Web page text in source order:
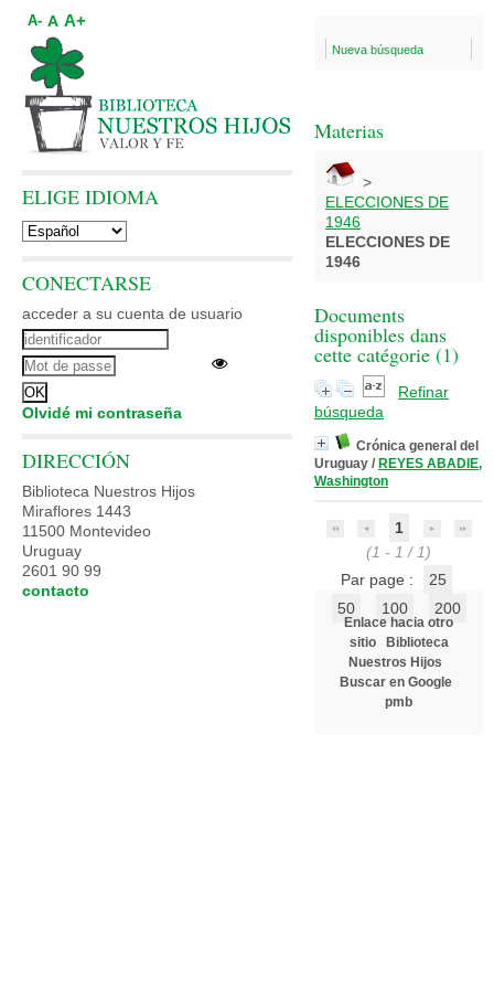
Nueva búsqueda
Materias
>
ELECCIONES DE
1946
ELECCIONES DE
1946
Documents
disponibles dans
cette catégorie (1)
Refinar
búsqueda
Crónica general del
Uruguay / REYES ABADIE,
Washington
1
(1 - 1 / 1)
Par page :
25
50
100 200
Enlace hacia otro
sitio
Biblioteca
Nuestros Hijos
Buscar en Google
pmb
A- A A+
ELIGE IDIOMA
CONECTARSE
acceder a su cuenta de usuario
Olvidé mi contraseña
DIRECCIÓN
Biblioteca Nuestros Hijos
Miraflores 1443
11500 Montevideo
Uruguay
2601 90 99
contacto